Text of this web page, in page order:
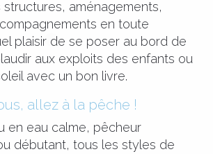
aménagements,
en toute
plaisir de se poser au bord de
aux exploits des enfants ou
avec un bon livre.
allez à la pêche !
en eau calme, pêcheur
débutant, tous les styles de